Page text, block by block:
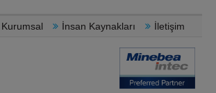
Kurumsal İnsan Kaynakları İletişim